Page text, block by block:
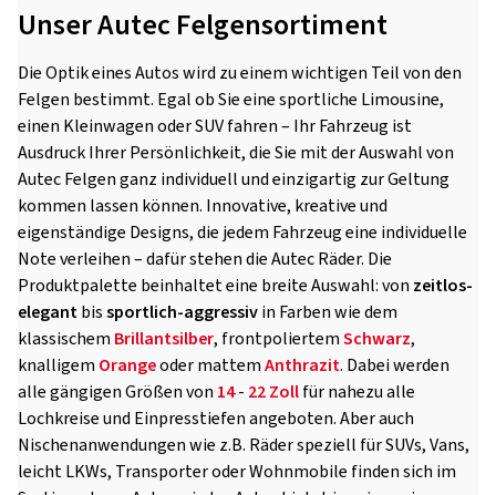
Unser Autec Felgensortiment
Die Optik eines Autos wird zu einem wichtigen Teil von den
Felgen bestimmt. Egal ob Sie eine sportliche Limousine,
einen Kleinwagen oder SUV fahren – Ihr Fahrzeug ist
Ausdruck Ihrer Persönlichkeit, die Sie mit der Auswahl von
Autec Felgen ganz individuell und einzigartig zur Geltung
kommen lassen können. Innovative, kreative und
eigenständige Designs, die jedem Fahrzeug eine individuelle
Note verleihen – dafür stehen die Autec Räder. Die
Produktpalette beinhaltet eine breite Auswahl: von zeitlos-
elegantbissportlich-aggressivin Farben wie dem
klassischem Brillantsilber, frontpoliertemSchwarz,
knalligem Orangeoder mattemAnthrazit. Dabei werden
alle gängigen Größen von 14- 22 Zollfür nahezu alle
Lochkreise und Einpresstiefen angeboten. Aber auch
Nischenanwendungen wie z.B. Räder speziell für SUVs, Vans,
leicht LKWs, Transporter oder Wohnmobile finden sich im